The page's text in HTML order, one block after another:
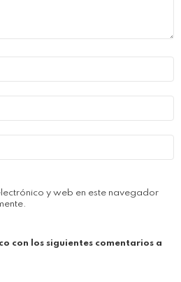
y web en este navegador
con los siguientes comentarios a